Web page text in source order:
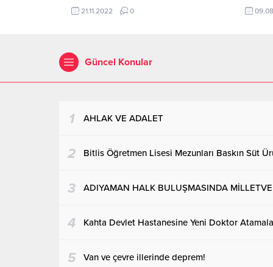
meydana geldi. İki grup arasında
bilinmeyen nedenden dolayı tartışma
gelen polis ekipleri tarafından
sonlandırıldı. Kavgada yaralanan 1 kişi
21.11.2022 0
Güncel Konular
1 AHLAK VE ADALET
2 Bitlis Öğretmen Lisesi Mezunları Baskın Süt
3 ADIYAMAN HALK BULUŞMASINDA
4 Kahta Devlet Hastanesine Yeni Doktor
5 Van ve çevre illerinde deprem!